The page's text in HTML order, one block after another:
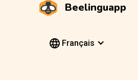
Beelinguapp
Français